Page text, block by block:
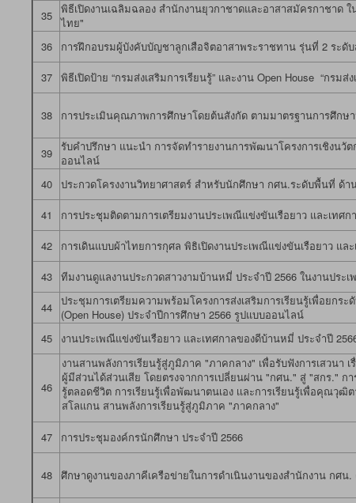
35
พิธีเปิดงานเฉลิมฉลอง สำนักงานยุวกาชาดและอาสาสมัครกาชาด
ไทย"
36 การฝึกอบรมผู้บังคับบัญชาลูกเสือจิตอาสาพระราชทาน รุ่นที่ 2 ระดั
37 พิธีเปิดป้าย “กรมส่งเสริมการเรียนรู้” และงาน Open House “กร
38 การประเมินคุณภาพการศึกษาโดยต้นสังกัด ตามมาตรฐานการศึก
39
รับคำปรึกษา แนะนำ การจัดทำรายงานการพัฒนาโครงการเชิงนวั
ออนไลน์
40 ประกวดโครงงานวิทยาศาสตร์ สำหรับนักศึกษา กศน.ระดับพื้นที่ ด้
41 การประชุมติดตามการเตรียมงานประเพณีแข่งขันเรือยาว และเทศ
42 การเดินแบบผ้าไทยการกุศล พิธิเปิดงานประเพณีแข่งขันเรือยาว แล
43 ทีมงานดูแลงานประกวดสาวงามบ้านหมี่ ประจำปี 2566 ในงานประ
44
ประชุมการเตรียมความพร้อมโครงการส่งเสริมการเรียนรู้เพื่อยก
(Open House) ประจำปีการศึกษา 2566 รูปแบบออนไลน์
45 งานประเพณีแข่งขันเรือยาว และเทศกาลของดีบ้านหมี่ ประจำปี
46
งานสานพลังการเรียนรู้สู่ภูมิภาค "ภาคกลาง" เพื่อรับฟังการเสวน
ผู้มีส่วนได้ส่วนเสีย โดยตรงจากการเปลี่ยนผ่าน "กศน." สู่ "สกร." ก
รู้ตลอดชีวิต การเรียนรู้เพื่อพัฒนาตนเอง เเละการเรียนรู้เพื่อคุณวุฒิ
สโลเเกน สานพลังการเรียนรู้สู่ภูมิภาค "ภาคกลาง"
47 การประชุมองค์กรนักศึกษา ประจำปี 2566
48 ศึกษาดูงานของภาคีเครือข่ายในการดำเนินงานของสำนักงาน กศน